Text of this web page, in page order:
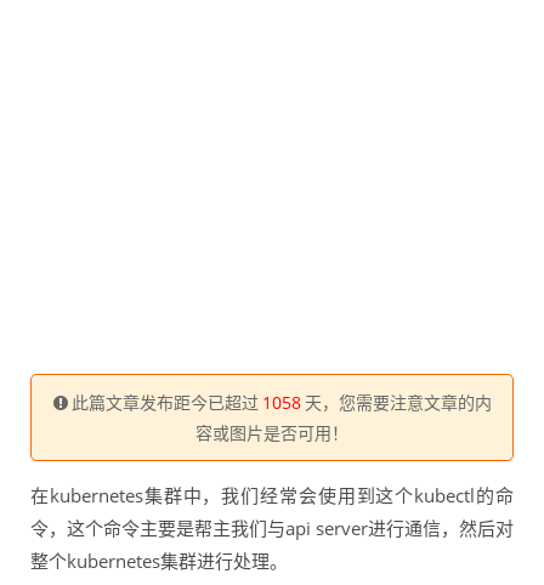
此篇文章发布距今已超过 1058 天，您需要注意文章的内
容或图片是否可用！
在kubernetes集群中，我们经常会使用到这个kubectl的命
令，这个命令主要是帮主我们与api server进行通信，然后对
整个kubernetes集群进行处理。